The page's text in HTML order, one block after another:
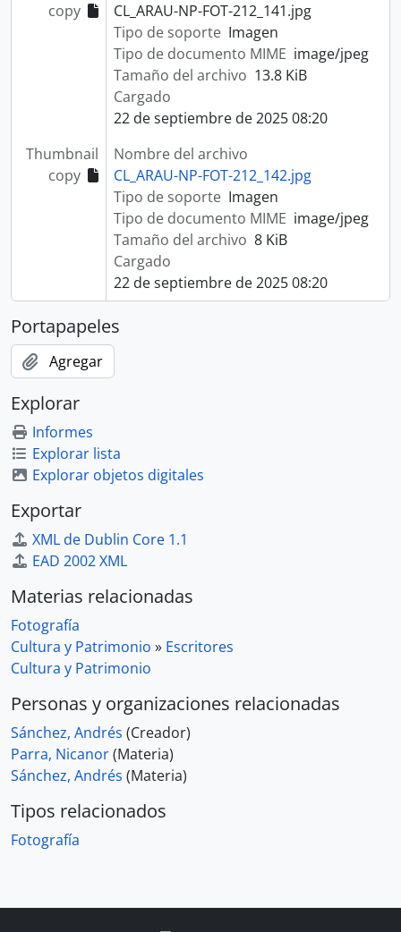
copy
CL_ARAU-NP-FOT-212_141.jpg
Tipo de soporte Imagen
Tipo de documento MIME image/jpeg
Tamaño del archivo 13.8 KiB
Cargado
22 de septiembre de 2025 08:20
Thumbnail
copy
Nombre del archivo
CL_ARAU-NP-FOT-212_142.jpg
Tipo de soporte Imagen
Tipo de documento MIME image/jpeg
Tamaño del archivo 8 KiB
Cargado
22 de septiembre de 2025 08:20
Portapapeles
Agregar
Explorar
Informes
Explorar lista
Explorar objetos digitales
Exportar
XML de Dublin Core 1.1
EAD 2002 XML
Materias relacionadas
Fotografía
Cultura y Patrimonio » Escritores
Cultura y Patrimonio
Personas y organizaciones relacionadas
Sánchez, Andrés (Creador)
Parra, Nicanor(Materia)
Sánchez, Andrés (Materia)
Tipos relacionados
Fotografía